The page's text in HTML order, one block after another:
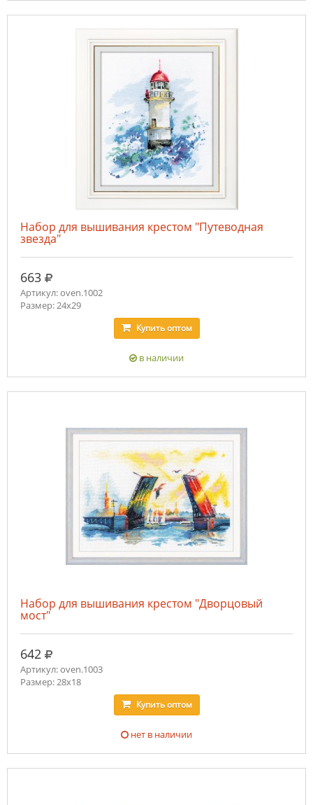
Набор для вышивания крестом "Путеводная
звезда"
663 руб.
Артикул: oven.1002
Размер: 24х29
Купитьоптом
в наличии
Набор для вышивания крестом "Дворцовый
мост"
642 руб.
Артикул: oven.1003
Размер: 28х18
Купитьоптом
нет в наличии